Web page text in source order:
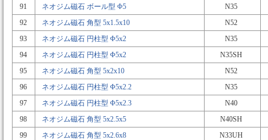
91
ネオジム磁石 ボール型 Φ5
N35
92
ネオジム磁石 角型 5x1.5x10
N52
93
ネオジム磁石 円柱型 Φ5x2
N35
94
ネオジム磁石 円柱型 Φ5x2
N35SH
95
ネオジム磁石 角型 5x2x10
N52
96
ネオジム磁石 円柱型 Φ5x2.2
N35
97
ネオジム磁石 円柱型 Φ5x2.3
N40
98
ネオジム磁石 角型 5x2.5x5
N40SH
99
ネオジム磁石 角型 5x2.6x8
N33UH